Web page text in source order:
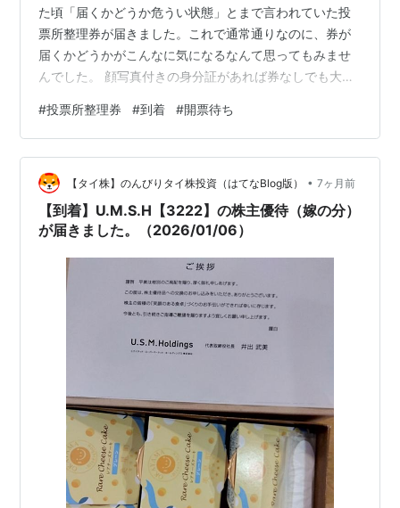
た頃「届くかどうか危うい状態」とまで言われていた投
票所整理券が届きました。これで通常通りなのに、券が
届くかどうかがこんなに気になるなんて思ってもみませ
んでした。 顔写真付きの身分証があれば券なしでも大丈
気分も上がるというもの。大きなイベントだからこそ小
物だって重要ということなんでしょう。 状況分析を見る
と自民の一人勝ち、中道の伸び悩みという図式が確定し
たように見えますが、そうではないと私は判断していま
す。 現時点では人気投票的な様相が顕著ですが、何年か
経った時に「ここが政治の転換点だった」と言…
#投票所整理券 #到着 #開票待ち
【タイ株】のんびりタイ株投資（はてなBlog版） • 7ヶ月前
【到着】U.M.S.H【3222】の株主優待（嫁の分）
が届きました。（2026/01/06）